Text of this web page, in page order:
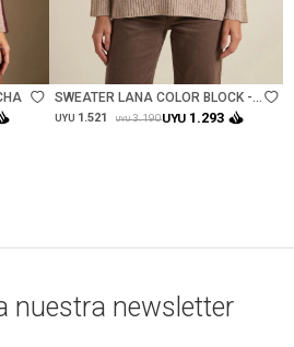
Talle
SWEATER LANA COLOR BLOCK -
VISON
UYU 1.521 UYU 3.190UYU 1.293
nuestra newsletter